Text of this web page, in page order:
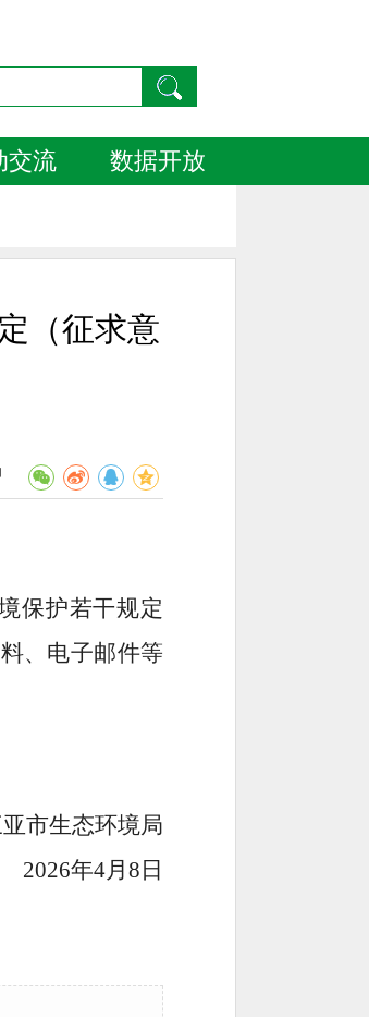
交流 数据开放
（征求意
保护若干规定
、电子邮件等
市生态环境局
4月 8 日